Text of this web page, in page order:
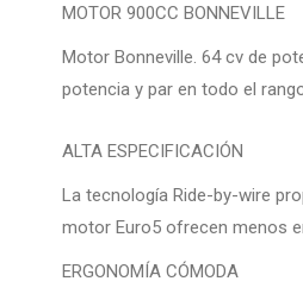
MOTOR 900CC BONNEVILLE
Motor Bonneville. 64 cv de
potencia y par en todo el
ALTA ESPECIFICACIÓN
La tecnología Ride-by-wire
motor Euro5 ofrecen menos
ERGONOMÍA CÓMODA